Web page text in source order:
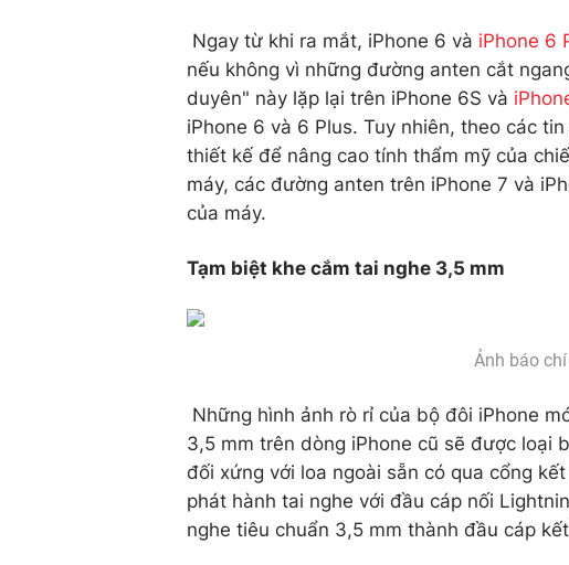
Ngay từ khi ra mắt, iPhone 6 và iPhone 6
nếu không vì những đường anten cắt
duyên" này lặp lại trên iPhone 6S và
iPhone 6 và 6 Plus. Tuy nhiên, theo các
thiết kế để nâng cao tính thẩm mỹ của
máy, các đường anten trên iPhone 7 và
của máy.
Tạm biệt khe cắm tai nghe 3,5 mm
Ảnh báo
Những hình ảnh rò rỉ của bộ đôi iPhone
3,5 mm trên dòng iPhone cũ sẽ được loại
đối xứng với loa ngoài sẵn có qua cổng
phát hành tai nghe với đầu cáp nối
nghe tiêu chuẩn 3,5 mm thành đầu cáp